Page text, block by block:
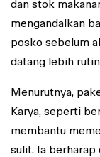
dan stok
mengandalkan
posko sebelum
datang lebih
Menurutnya,
Karya, seperti
membantu
sulit. Ia berharap